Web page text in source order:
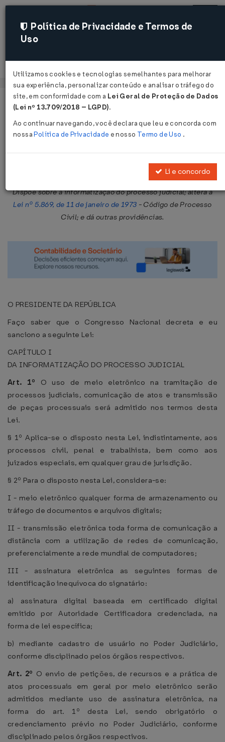
Acessar
Página Inicial Legislações
Lei Nº 11419 DE 19/12/2006
Publicado no DOU em 20 dez 2006
Dispõe sobre a informatização do processo judicial; altera a
Lei nº 5.869, de 11 de janeiro de 1973 - Código de Processo
Civil; e dá outras providências.
O PRESIDENTE DA REPÚBLICA
Faço saber que o Congresso Nacional decreta e eu
sanciono a seguinte Lei:
CAPÍTULO I
DA INFORMATIZAÇÃO DO PROCESSO JUDICIAL
Art. 1º O uso de meio eletrônico na tramitação de
processos judiciais, comunicação de atos e transmissão
de peças processuais será admitido nos termos desta
Lei.
§ 1º Aplica-se o disposto nesta Lei, indistintamente, aos
processos civil, penal e trabalhista, bem como aos
juizados especiais, em qualquer grau de jurisdição.
§ 2º Para o disposto nesta Lei, considera-se:
I - meio eletrônico qualquer forma de armazenamento ou
tráfego de documentos e arquivos digitais;
II - transmissão eletrônica toda forma de comunicação a
distância com a utilização de redes de comunicação,
preferencialmente a rede mundial de computadores;
III - assinatura eletrônica as seguintes formas de
identificação inequívoca do signatário:
a) assinatura digital baseada em certificado digital
emitido por Autoridade Certificadora credenciada, na
forma de lei específica;
b) mediante cadastro de usuário no Poder Judiciário,
conforme disciplinado pelos órgãos respectivos.
Art. 2º O envio de petições, de recursos e a prática de
atos processuais em geral por meio eletrônico serão
admitidos mediante uso de assinatura eletrônica, na
forma do art. 1º desta Lei, sendo obrigatório o
credenciamento prévio no Poder Judiciário, conforme
disciplinado pelos órgãos respectivos.
Política de Privacidade e Termos de
Uso
Utilizamos cookies e tecnologias semelhantes para melhorar
sua experiência, personalizar conteúdo e analisar o tráfego do
site, em conformidade com a Lei Geral de Proteção de Dados
(Lei nº 13.709/2018 – LGPD).
Ao continuar navegando, você declara que leu e concorda com
nossaPolítica de Privacidade e nosso Termo de Uso .
Li e concordo